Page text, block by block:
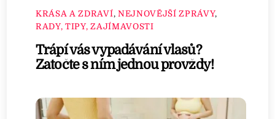
KRÁSA A ZDRAVÍ, NEJNOVĚJŠÍ ZPRÁVY,
RADY, TIPY, ZAJÍMAVOSTI
Trápí vás vypadávání vlasů?
Zatočte s ním jednou provždy!